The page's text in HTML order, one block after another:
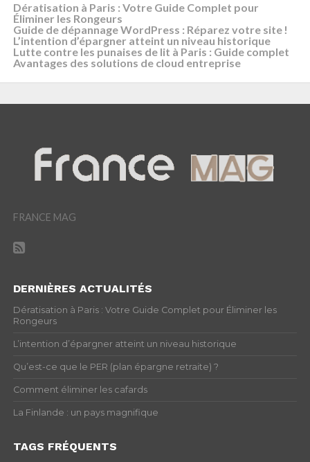
Dératisation à Paris : Votre Guide Complet pour
Éliminer les Rongeurs
Guide de dépannage WordPress : Réparez votre site !
L’intention d’épargner atteint un niveau historique
Lutte contre les punaises de lit à Paris : Guide complet
Avantages des solutions de cloud entreprise
FRANCE MAG
DERNIÈRES ACTUALITÉS
Dératisation à Paris : Votre Guide Complet pour Éliminer les
Rongeurs
L’intention d’épargner atteint un niveau historique
Qu’est-ce que le PER (plan épargne retraite) ?
Comment éliminer les cafards
La Finlande : un pays magnifique
TAGS FRÉQUENTS